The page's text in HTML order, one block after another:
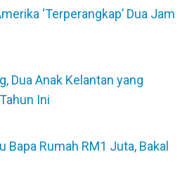
‘Terperangkap’ Dua Jam
Dua Anak Kelantan yang
Ini
Bapa Rumah RM1 Juta, Bakal